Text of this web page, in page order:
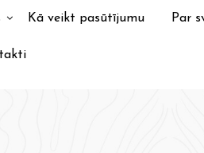
Kā veikt pasūtījumu Par